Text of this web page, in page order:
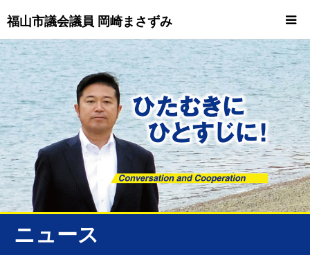
福山市議会議員 岡崎まさずみ
ニュース
HOME
重要情報
プロフィール
ニュース/トピックス
ニュース